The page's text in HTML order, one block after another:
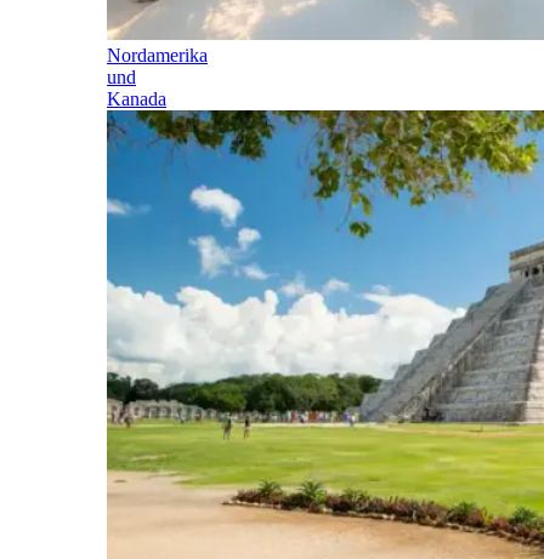
Nordamerika
und
Kanada